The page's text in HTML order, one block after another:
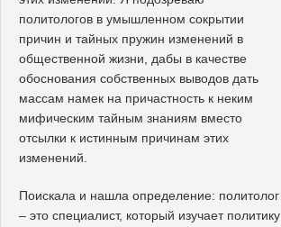
политологов в умышленном сокрытии
причин и тайных пружин изменений в
общественной жизни, дабы в качестве
обоснования собственных выводов дать
массам намек на причастность к неким
мифическим тайным знаниям вместо
отсылки к истинным причинам этих
изменений.
Поискала и нашла определение: политолог
– это специалист, который изучает политику